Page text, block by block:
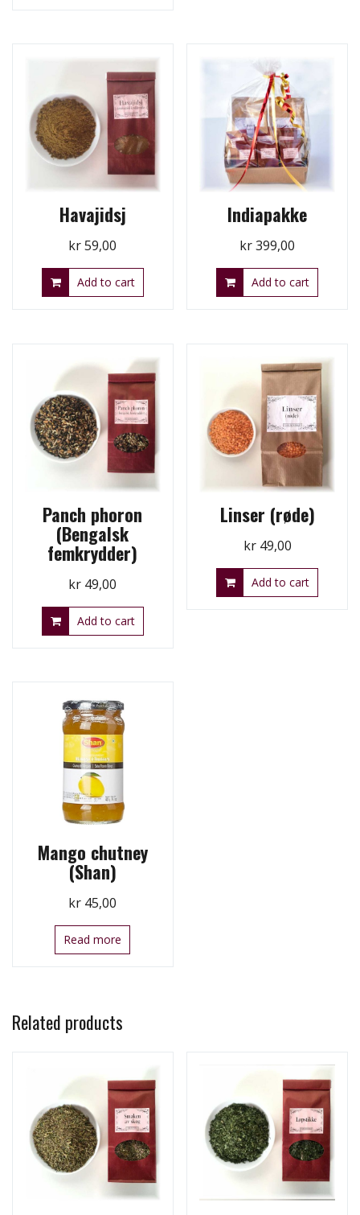
Havajidsj
kr59,00
Add to cart
Indiapakke
kr399,00
Add to cart
Panch phoron
(Bengalsk
femkrydder)
kr 49,00
Add to cart
Linser (røde)
kr49,00
Add to cart
Mango chutney
(Shan)
kr 45,00
Read more
Related products